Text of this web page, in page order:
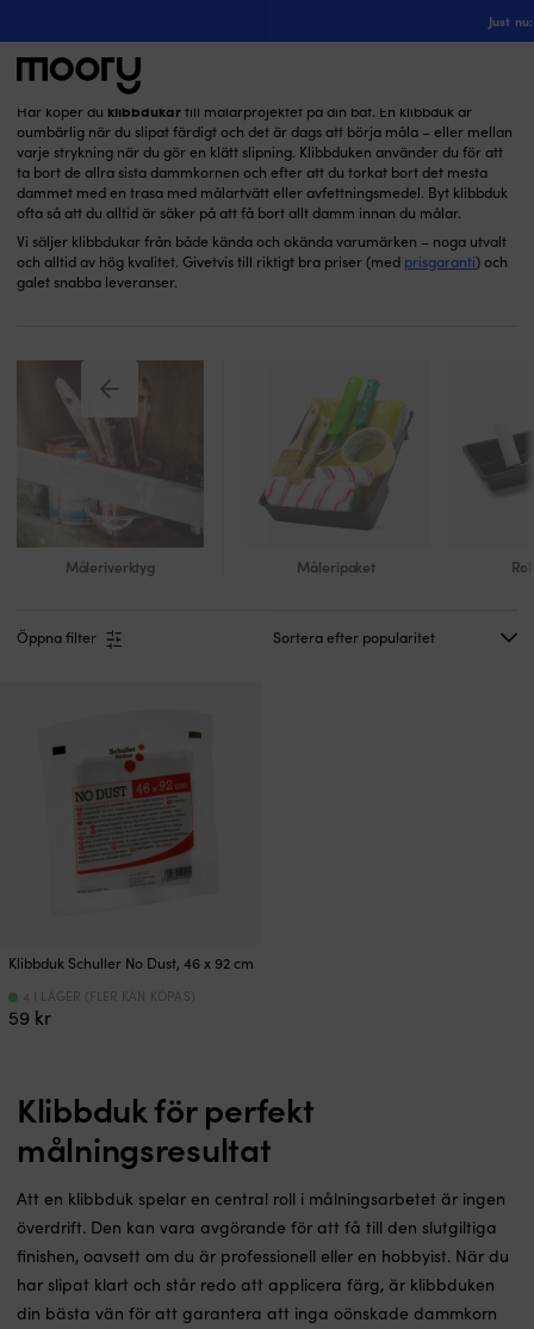
Just nu:
Sök
efter:
Klibbdukar
Här köper du klibbdukartill målarprojektet på din båt. En klibbduk är
oumbärlig när du slipat färdigt och det är dags att börja måla – eller mellan
varje strykning när du gör en klätt slipning. Klibbduken använder du för att
ta bort de allra sista dammkornen och efter att du torkat bort det mesta
dammet med en trasa med målartvätt eller avfettningsmedel. Byt klibbduk
ofta så att du alltid är säker på att få bort allt damm innan du målar.
Vi säljer klibbdukar från både kända och okända varumärken – noga utvalt
och alltid av hög kvalitet. Givetvis till riktigt bra priser (med prisgaranti) och
galet snabba leveranser.
Måleriverktyg Måleripaket
Öppna filter
Klibbduk Schuller No Dust, 46 x 92 cm
59 kr
4 I LAGER (FLER KAN KÖPAS)
Klibbduk för perfekt
målningsresultat
Att en klibbduk spelar en central roll i målningsarbetet är ingen
överdrift. Den kan vara avgörande för att få till den slutgiltiga
finishen, oavsett om du är professionell eller en hobbyist. När du
har slipat klart och står redo att applicera färg, är klibbduken
din bästa vän för att garantera att inga oönskade dammkorn